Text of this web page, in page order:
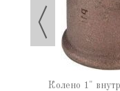
Колено 1"